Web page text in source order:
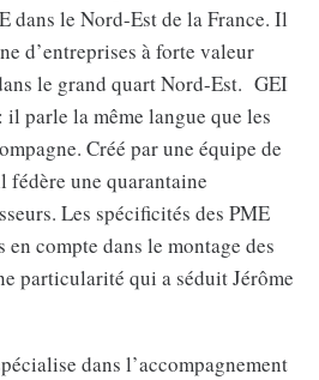
dans le Nord-Est de la France. Il
d’entreprises à forte valeur
le grand quart Nord-Est. GEI
parle la même langue que les
Créé par une équipe de
fédère une quarantaine
Les spécificités des PME
compte dans le montage des
particularité qui a séduit Jérôme
dans l’accompagnement